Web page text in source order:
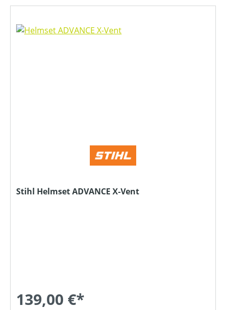
Stihl Helmset ADVANCE X-Vent
139,00 €*